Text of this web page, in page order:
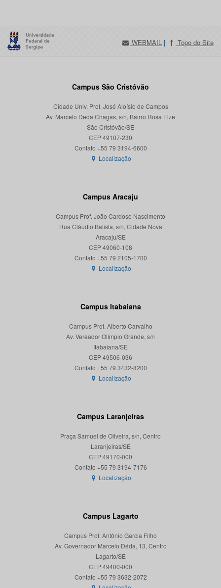
WEBMAIL | Topo do Site
Campus São Cristóvão
Cidade Univ. Prof. José Aloísio de Campos
Av. Marcelo Deda Chagas, s/n, Bairro Rosa Elze
São Cristóvão/SE
CEP 49107-230
Localização
Campus Aracaju
Campus Prof. João Cardoso Nascimento
Rua Cláudio Batista, s/n, Cidade Nova
Aracaju/SE
CEP 49060-108
Localização
Campus Itabaiana
Campus Prof. Alberto Carvalho
Av. Vereador Olímpio Grande, s/n
Itabaiana/SE
CEP 49506-036
Localização
Campus Laranjeiras
Praça Samuel de Oliveira, s/n, Centro
Laranjeiras/SE
CEP 49170-000
Localização
Campus Lagarto
Campus Prof. Antônio Garcia Filho
Av. Governador Marcelo Déda, 13, Centro
Lagarto/SE
CEP 49400-000